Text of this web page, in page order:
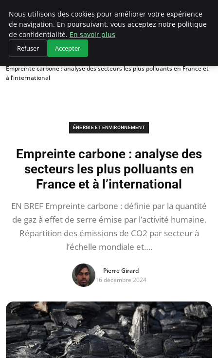
Climategatecountryclub.com
Accueil
Énergie et environnement
Empreinte carbone : analyse des secteurs les plus polluants en France et
à l’international
ÉNERGIE ET ENVIRONNEMENT
Empreinte carbone : analyse des
secteurs les plus polluants en
France et à l’international
EN BREF Empreinte carbone : définie par la quantité
de gaz à effet de serre émise par l’activité humaine.
Répartition des émissions de CO2 par secteur à
l’échelle mondiale et….
Pierre Girard
16 décembre 2024
Nous utilisons des cookies pour améliorer votre expérience
de navigation. En poursuivant, vous acceptez notre politique
de confidentialité. En savoir plus
Refuser Accepter